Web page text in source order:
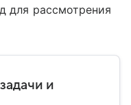
для рассмотрения
и